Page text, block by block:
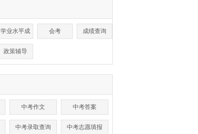
学业水平成
绩查询
会考 成绩查询
政策辅导
中考作文 中考答案
中考录取查询 中考志愿填报